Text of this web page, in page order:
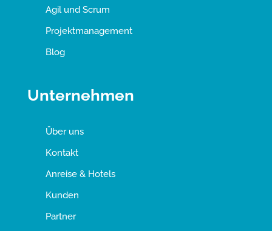
Agil und Scrum
Projektmanagement
Blog
Unternehmen
Über uns
Kontakt
Anreise & Hotels
Kunden
Partner